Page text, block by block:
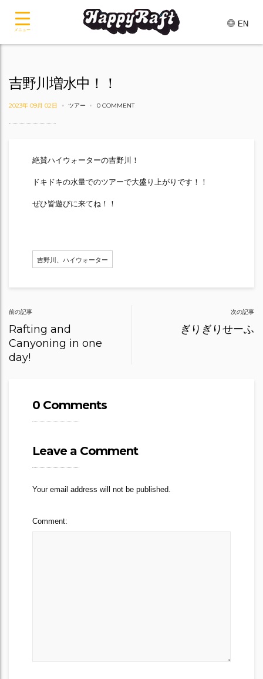
EN
吉野川増水中！！
2023年 09月 02日 ツアー 0 COMMENT
絶賛ハイウォーターの吉野川！
ドキドキの水量でのツアーで大盛り上がりです！！
ぜひ皆遊びに来てね！！
吉野川、ハイウォーター
Post
navigation
前の記事
Rafting and
Canyoning in one
day!
次の記事
ぎりぎりせーふ
0 Comments
Leave a Comment
Your email address will not be published.
Comment:
メニュー